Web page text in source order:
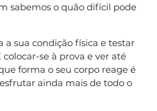
sabemos o quão difícil pode
a sua condição física e testar
colocar-se à prova e ver até
forma o seu corpo reage é
ainda mais de todo o